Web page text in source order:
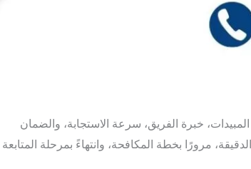
خبرة الفريق، سرعة الاستجابة، والضمان
مرورًا بخطة المكافحة، وانتهاءً بمرحلة المتابعة